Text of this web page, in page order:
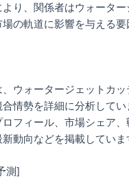
り、関係者はウォータ
場の軌道に影響を与える要
ウォータージェットカ
情勢を詳細に分析して
フィール、市場シェア
動向などを掲載していま
測]